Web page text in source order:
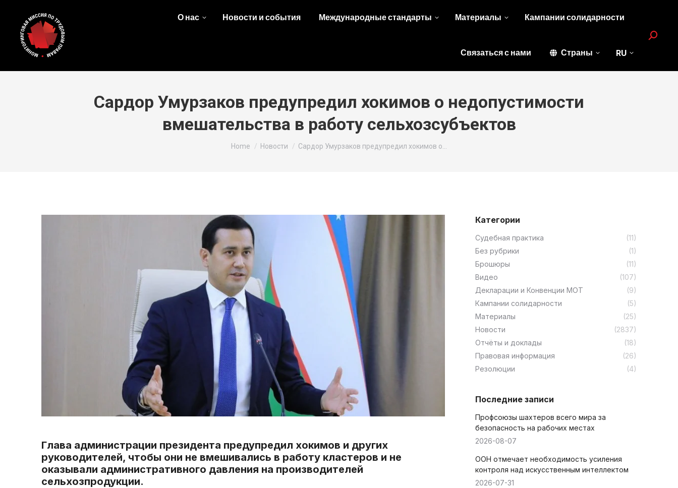
О нас Новости и события Международные стандарты Материалы Кампании солидарности
Связаться с нами Страны RU
Search:
Сардор Умурзаков предупредил хокимов о недопустимости
вмешательства в работу сельхозсубъектов
You are here:
Home Новости Сардор Умурзаков предупредил хокимов о…
Глава администрации президента предупредил хокимов и других
руководителей, чтобы они не вмешивались в работу кластеров и не
оказывали административного давления на производителей
сельхозпродукции.
Категории
Cудебная практика
(11)
Без рубрики
(1)
Брошюры
(11)
Видео
(107)
Декларации и Конвенции МОТ
(9)
Кампании солидарности
(5)
Материалы
(25)
Новости
(2837)
Отчёты и доклады
(18)
Правовая информация
(26)
Резолюции
(4)
Последние записи
Профсоюзы шахтеров всего мира за
безопасность на рабочих местах
2026-08-07
ООН отмечает необходимость усиления
контроля над искусственным интеллектом
2026-07-31